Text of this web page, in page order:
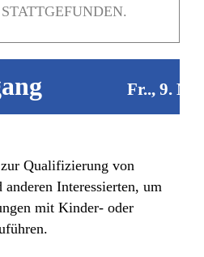
Fr.., 9.
Qualifizierung von
Interessierten, um
mit Kinder- oder